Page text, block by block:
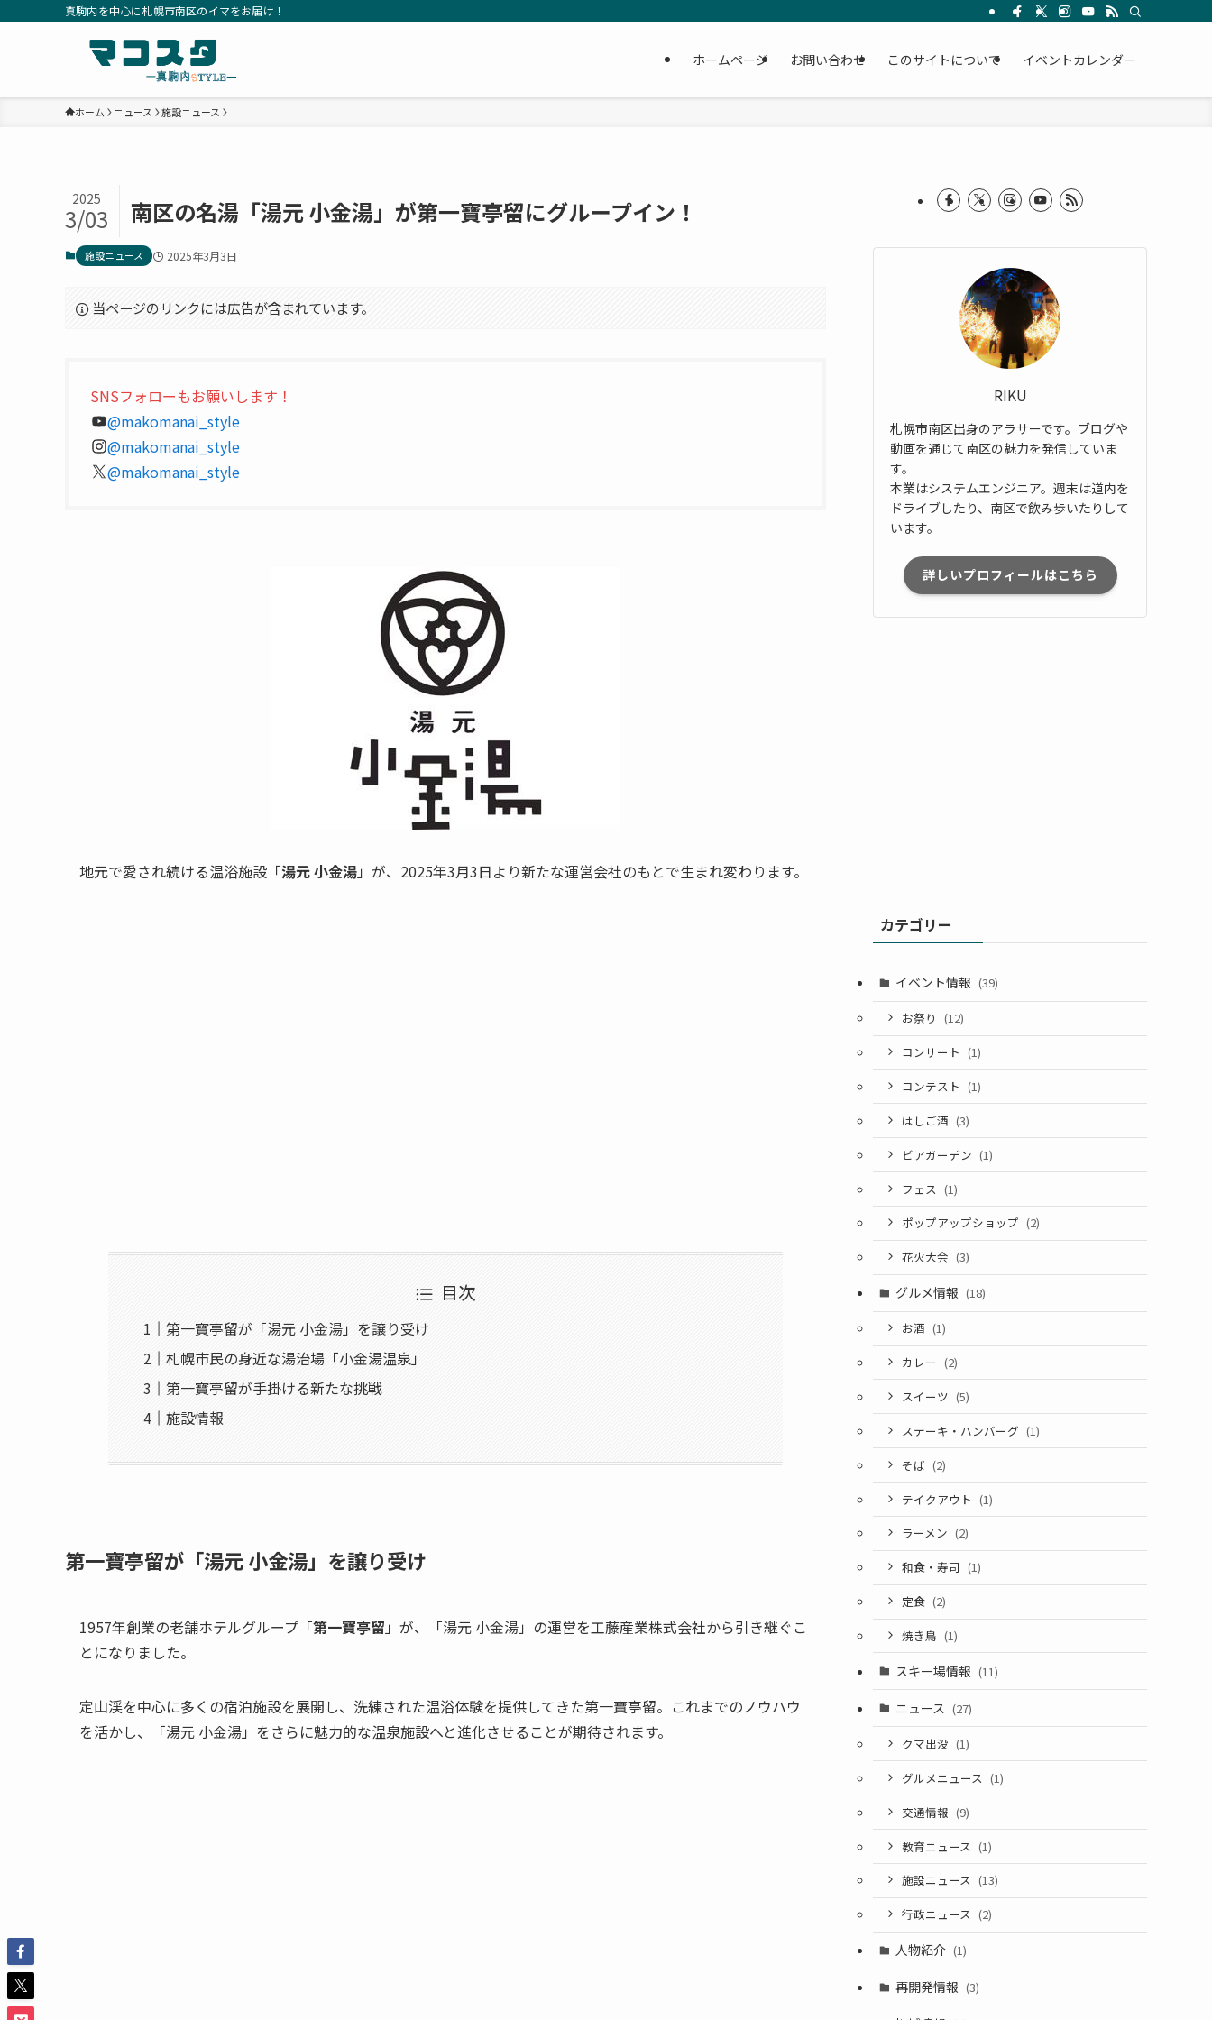
真駒内を中心に札幌市南区のイマをお届け！
ホームページ お問い合わせ このサイトについて イベントカレンダー
ホーム ニュース 施設ニュース
南区の名湯「湯元 小金湯」が第一寶亭留にグループイン！
2025
3/03
施設ニュース 2025年3月3日
当ページのリンクには広告が含まれています。
SNSフォローもお願いします！
@makomanai_style
@makomanai_style
@makomanai_style
地元で愛され続ける温浴施設「湯元 小金湯」が、2025年3月3日より新たな運営会社のもとで生まれ変わります。
目次
第一寶亭留が「湯元 小金湯」を譲り受け
札幌市民の身近な湯治場「小金湯温泉」
第一寶亭留が手掛ける新たな挑戦
施設情報
第一寶亭留が「湯元 小金湯」を譲り受け
1957年創業の老舗ホテルグループ「第一寶亭留 」が、「湯元 小金湯」の運営を工藤産業株式会社から引き継ぐこ
とになりました。
定山渓を中心に多くの宿泊施設を展開し、洗練された温浴体験を提供してきた第一寶亭留。これまでのノウハウ
を活かし、「湯元 小金湯」をさらに魅力的な温泉施設へと進化させることが期待されます。
RIKU
札幌市南区出身のアラサーです。ブログや
動画を通じて南区の魅力を発信していま
す。
本業はシステムエンジニア。週末は道内を
ドライブしたり、南区で飲み歩いたりして
います。
詳しいプロフィールはこちら
カテゴリー
イベント情報 (39)
お祭り (12)
コンサート (1)
コンテスト (1)
はしご酒 (3)
ビアガーデン (1)
フェス (1)
ポップアップショップ (2)
花火大会 (3)
グルメ情報 (18)
お酒 (1)
カレー (2)
スイーツ (5)
ステーキ・ハンバーグ (1)
そば (2)
テイクアウト (1)
ラーメン (2)
和食・寿司 (1)
定食 (2)
焼き鳥 (1)
スキー場情報 (11)
ニュース (27)
クマ出没 (1)
グルメニュース (1)
交通情報 (9)
教育ニュース (1)
施設ニュース (13)
行政ニュース (2)
人物紹介 (1)
再開発情報 (3)